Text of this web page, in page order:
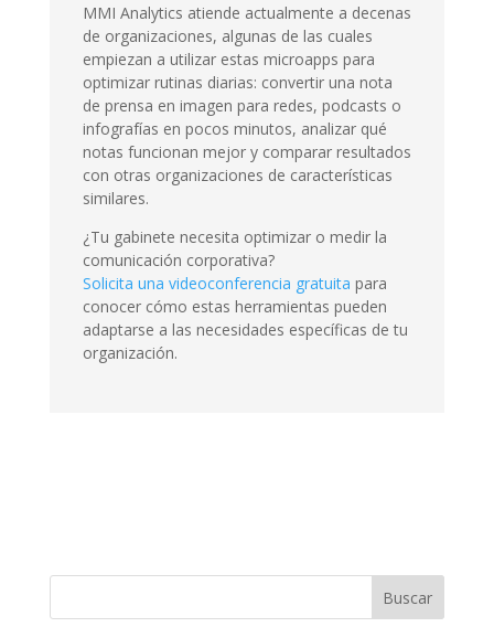
MMI Analytics atiende actualmente a decenas
de organizaciones, algunas de las cuales
empiezan a utilizar estas microapps para
optimizar rutinas diarias: convertir una nota
de prensa en imagen para redes, podcasts o
infografías en pocos minutos, analizar qué
notas funcionan mejor y comparar resultados
con otras organizaciones de características
similares.
¿Tu gabinete necesita optimizar o medir la
comunicación corporativa?
Solicita una videoconferencia gratuita para
conocer cómo estas herramientas pueden
adaptarse a las necesidades específicas de tu
organización.
Buscar